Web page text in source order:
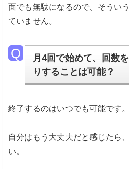
面でも無駄になるので、そうい
ていません。
月4回で始めて、回数
りすることは可能？
終了するのはいつでも可能です。
自分はもう大丈夫だと感じたら
い。